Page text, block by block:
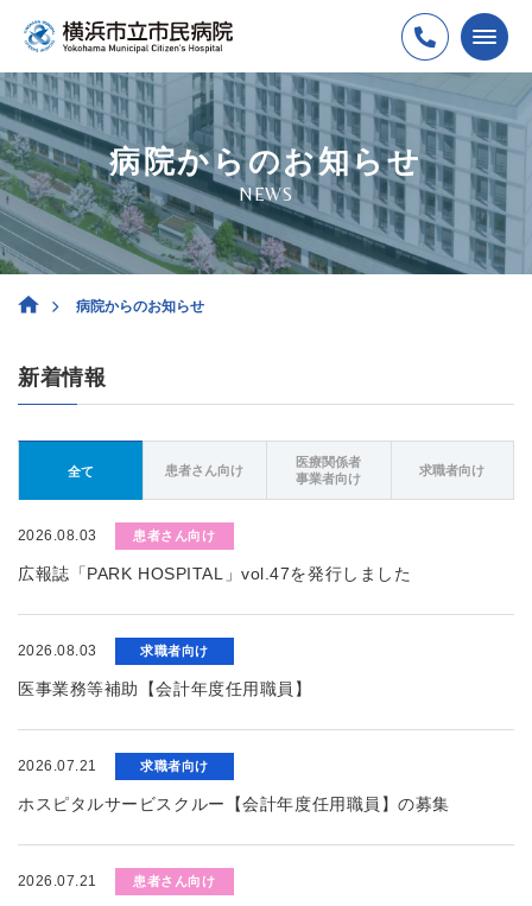
病院からのお知らせ
NEWS
病院からのお知らせ
新着情報
全て 患者さん向け
医療関係者
事業者向け
求職者向け
2026.08.03 患者さん向け
広報誌「PARK HOSPITAL」vol.47を発行しました
2026.08.03 求職者向け
医事業務等補助【会計年度任用職員】
2026.07.21 求職者向け
ホスピタルサービスクルー【会計年度任用職員】の募集
2026.07.21 患者さん向け